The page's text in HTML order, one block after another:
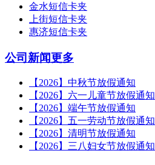
金水短信卡夹
上街短信卡夹
惠济短信卡夹
公司新闻更多
【2026】中秋节放假通知
【2026】六一儿童节放假通知
【2026】端午节放假通知
【2026】五一劳动节放假通知
【2026】清明节放假通知
【2026】三八妇女节放假通知